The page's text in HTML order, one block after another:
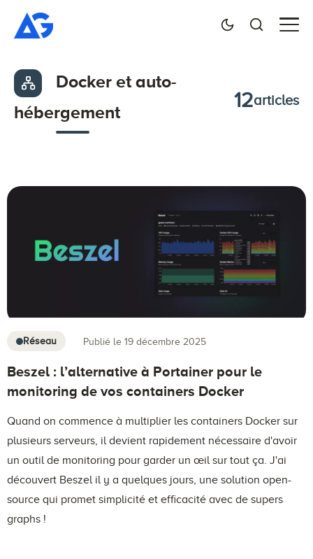
Docker et auto-
hébergement
12articles
Réseau Publié le 19 décembre 2025
Beszel : l’alternative à Portainer pour le
monitoring de vos containers Docker
Quand on commence à multiplier les containers Docker sur
plusieurs serveurs, il devient rapidement nécessaire d'avoir
un outil de monitoring pour garder un œil sur tout ça. J'ai
découvert Beszel il y a quelques jours, une solution open-
source qui promet simplicité et efficacité avec de supers
graphs !